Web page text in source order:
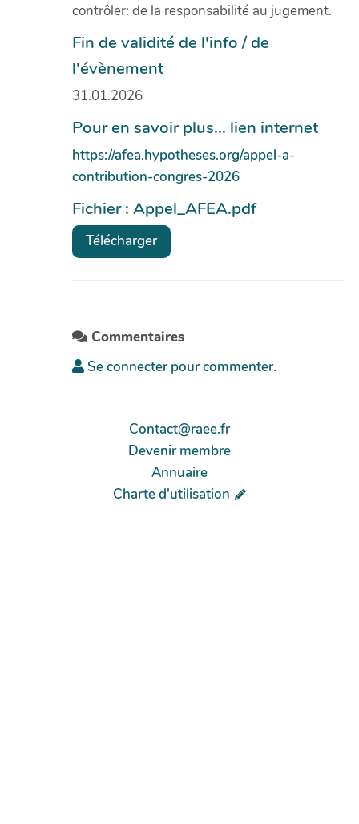
contrôler: de la responsabilité au jugement.
Fin de validité de l'info / de
l'évènement
31.01.2026
Pour en savoir plus... lien internet
https://afea.hypotheses.org/appel-a-
contribution-congres-2026
Fichier : Appel_AFEA.pdf
Télécharger
Commentaires
Se connecter pour commenter.
Contact@raee.fr
Devenir membre
Annuaire
Charte d'utilisation